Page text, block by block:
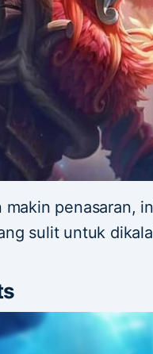
makin penasaran,
sulit untuk